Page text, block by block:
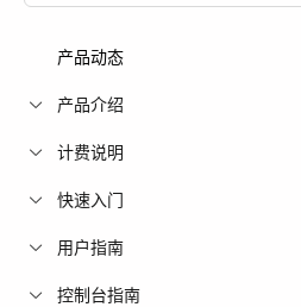
产品动态
产品介绍
计费说明
快速入门
用户指南
控制台指南